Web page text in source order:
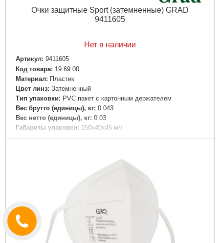
Очки защитные Sport (затемненные) GRAD
9411605
Нет в наличии
Артикул: 9411605
Код товара: 19.69.00
Материал: Пластик
Цвет линз: Затемненный
Тип упаковки: PVC пакет с картонным держателем
Вес брутто (единицы), кг: 0.043
Вес нетто (единицы), кг: 0.03
Габариты упаковки: 150x40x45 мм
Вес брутто: 29 г